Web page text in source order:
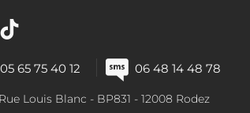
05 65 75 40 12 06 48 14 48 78
Rue Louis Blanc - BP831 - 12008 Rodez